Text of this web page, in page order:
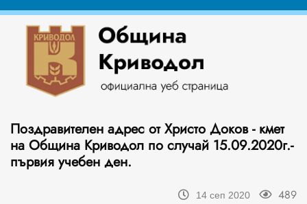
Поздравителен адрес от Христо Доков - кмет
на Община Криводол по случай 15.09.2020г.-
първия учебен ден.
14 сеп 2020 489